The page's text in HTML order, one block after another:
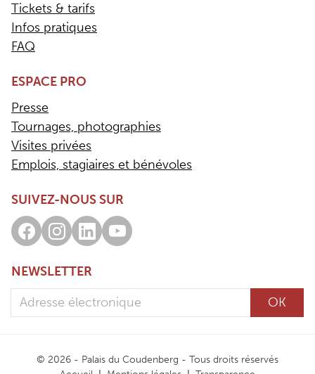
Tickets & tarifs
Infos pratiques
FAQ
ESPACE PRO
Presse
Tournages, photographies
Visites privées
Emplois, stagiaires et bénévoles
SUIVEZ-NOUS SUR
Facebook
Instagram
LinkedInYoutube
NEWSLETTER
Adresse électronique
OK
© 2026 - Palais du Coudenberg - Tous droits réservés